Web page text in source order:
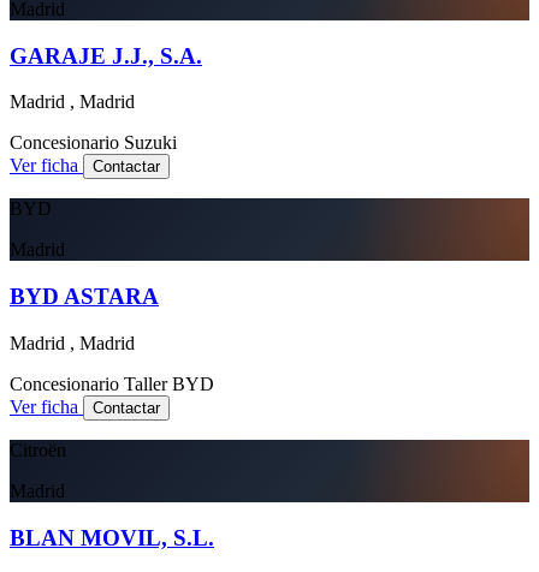
Madrid
GARAJE J.J., S.A.
Madrid , Madrid
Concesionario Suzuki
Ver ficha
Contactar
BYD
Madrid
BYD ASTARA
Madrid , Madrid
Concesionario Taller BYD
Ver ficha
Contactar
Citroën
Madrid
BLAN MOVIL, S.L.